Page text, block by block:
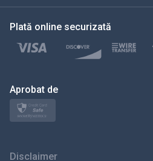
Türkçe
Polski
Plată online securizată
Aprobat de
Disclaimer